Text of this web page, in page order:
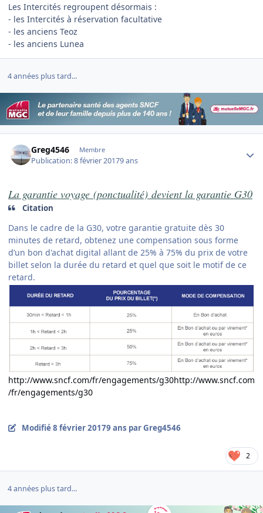
Les Intercités regroupent désormais :
- les Intercités à réservation facultative
- les anciens Teoz
- les anciens Lunea
4 années plus tard...
Greg4546 Membre
Publication:8 février 20179 ans
La garantie voyage (ponctualité) devient la garantie G30
Citation
Dans le cadre de la G30, votre garantie gratuite dès 30
minutes de retard, obtenez une compensation sous forme
d’un bon d'achat digital allant de 25% à 75% du prix de votre
billet selon la durée du retard et quel que soit le motif de ce
retard.
http://www.sncf.com/fr/engagements/g30http://www.sncf.com
/fr/engagements/g30
Modifié8 février 20179 ans par Greg4546
2
4 années plus tard...